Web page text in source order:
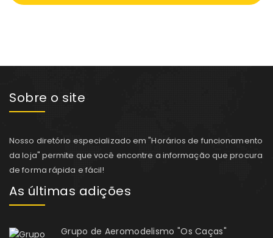
Sobre o site
Nosso diretório especializado em "Horários de funcionamento
da loja" permite que você encontre a informação que procura
de forma rápida e fácil!
As últimas adições
Grupo de Aeromodelismo "Os Caças"